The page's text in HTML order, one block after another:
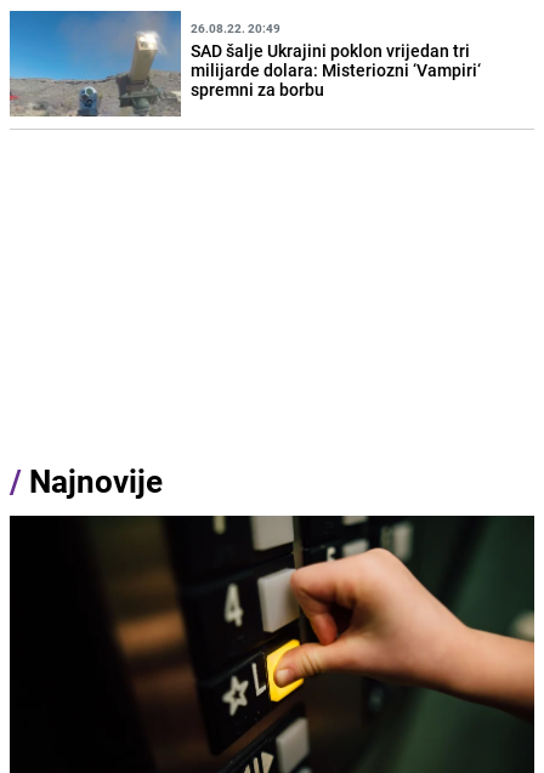
26.08.22. 20:49
SAD šalje Ukrajini poklon vrijedan tri
milijarde dolara: Misteriozni ‘Vampiri‘
spremni za borbu
/ Najnovije